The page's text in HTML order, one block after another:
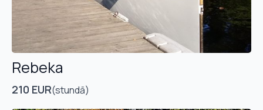
Rebeka
210 EUR(stundā)